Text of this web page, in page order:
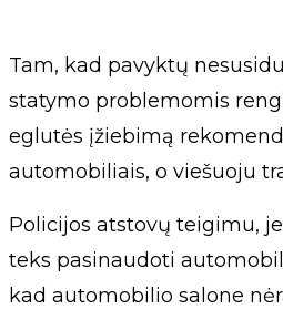
Tam, kad pavyktų
statymo problemomis
eglutės įžiebimą
automobiliais, o viešuoju
Policijos atstovų teigimu,
teks pasinaudoti
kad automobilio salone